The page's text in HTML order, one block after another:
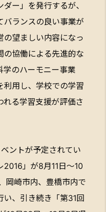
ー」を発行するが、
バランスの良い事業が
望ましい内容になっ
の協働による先進的な
学のハーモニー事業
利用し、学校での学習
る学習支援が評価さ
ントが予定されてい
2016」が8月11日～10
岡崎市内、豊橋市内で
、引き続き「第31回